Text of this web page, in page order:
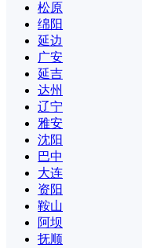
松原
绵阳
延边
广安
延吉
达州
辽宁
雅安
沈阳
巴中
大连
资阳
鞍山
阿坝
抚顺